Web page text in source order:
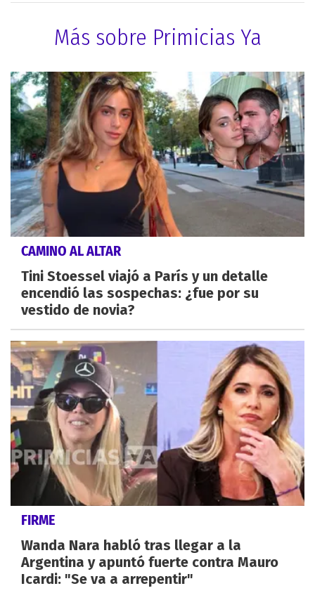
Más sobre Primicias Ya
CAMINO AL ALTAR
Tini Stoessel viajó a París y un detalle
encendió las sospechas: ¿fue por su
vestido de novia?
FIRME
Wanda Nara habló tras llegar a la
Argentina y apuntó fuerte contra Mauro
Icardi: "Se va a arrepentir"